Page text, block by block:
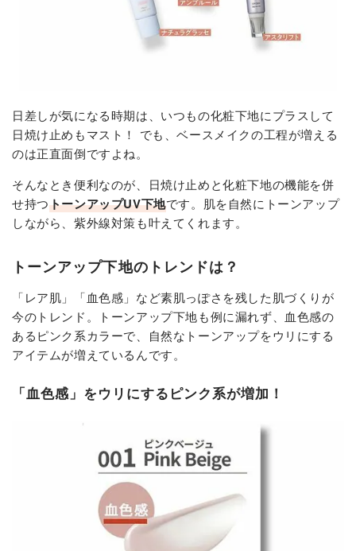
日差しが気になる時期は、いつもの化粧下地にプラスして
日焼け止めもマスト！ でも、ベースメイクの工程が増える
のは正直面倒ですよね。
そんなとき便利なのが、日焼け止めと化粧下地の機能を併
せ持つトーンアップUV下地です。肌を自然にトーンアップ
しながら、紫外線対策も叶えてくれます。
トーンアップ下地のトレンドは？
「レア肌」「血色感」など素肌っぽさを残した肌づくりが
今のトレンド。トーンアップ下地も例に漏れず、血色感の
あるピンク系カラーで、自然なトーンアップをウリにする
アイテムが増えているんです。
「血色感」をウリにするピンク系が増加！